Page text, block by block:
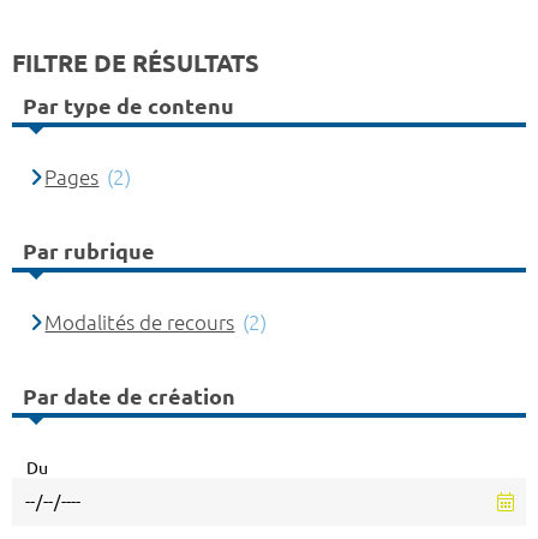
FILTRE DE RÉSULTATS
Par type de contenu
Pages (2)
Par rubrique
Modalités de recours (2)
Par date de création
Du